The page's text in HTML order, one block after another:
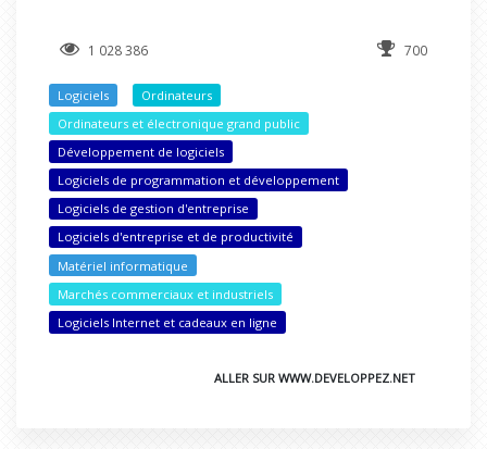
1 028 386 700
Logiciels
Ordinateurs
Ordinateurs et électronique grand public
Développement de logiciels
Logiciels de programmation et développement
Logiciels de gestion d'entreprise
Logiciels d'entreprise et de productivité
Matériel informatique
Marchés commerciaux et industriels
Logiciels Internet et cadeaux en ligne
ALLER SUR WWW.DEVELOPPEZ.NET